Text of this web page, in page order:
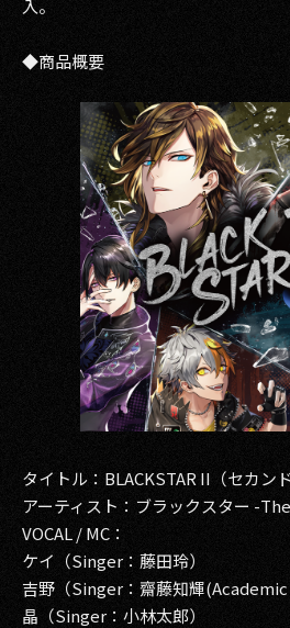
入。
◆商品概要
タイトル：BLACKSTAR II（セカンド
アーティスト：ブラックスター -
VOCAL / MC：
ケイ（Singer：藤田玲）
吉野（Singer：齋藤知輝(Academic
晶（Singer：小林太郎）